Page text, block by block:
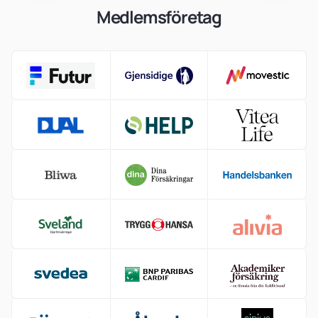
Medlemsföretag